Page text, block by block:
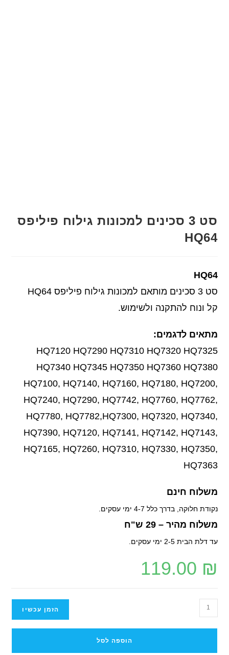
סט 3 סכינים למכונות גילוח פיליפס
HQ64
HQ64
סט 3 סכינים מותאם למכונות גילוח פיליפס HQ64
קל ונוח להתקנה ולשימוש.
מתאים לדגמים:
HQ7120 HQ7290 HQ7310 HQ7320 HQ7325
HQ7340 HQ7345 HQ7350 HQ7360 HQ7380
HQ7100, HQ7140, HQ7160, HQ7180, HQ7200,
HQ7240, HQ7290, HQ7742, HQ7760, HQ7762,
HQ7780, HQ7782,HQ7300, HQ7320, HQ7340,
HQ7390, HQ7120, HQ7141, HQ7142, HQ7143,
HQ7165, HQ7260, HQ7310, HQ7330, HQ7350,
HQ7363
משלוח חינם
נקודת חלוקה, בדרך כלל 4-7 ימי עסקים.
משלוח מהיר – 29 ש"ח
עד דלת הבית 2-5 ימי עסקים.
119.00 ₪
הזמן עכשיו
הוספה לסל